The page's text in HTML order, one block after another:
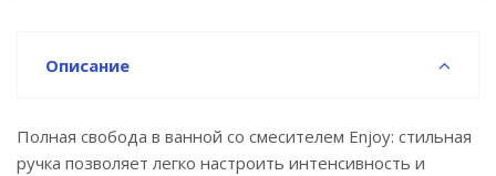
Описание
Полная свобода в ванной со смесителем Enjoy: стильная
ручка позволяет легко настроить интенсивность и